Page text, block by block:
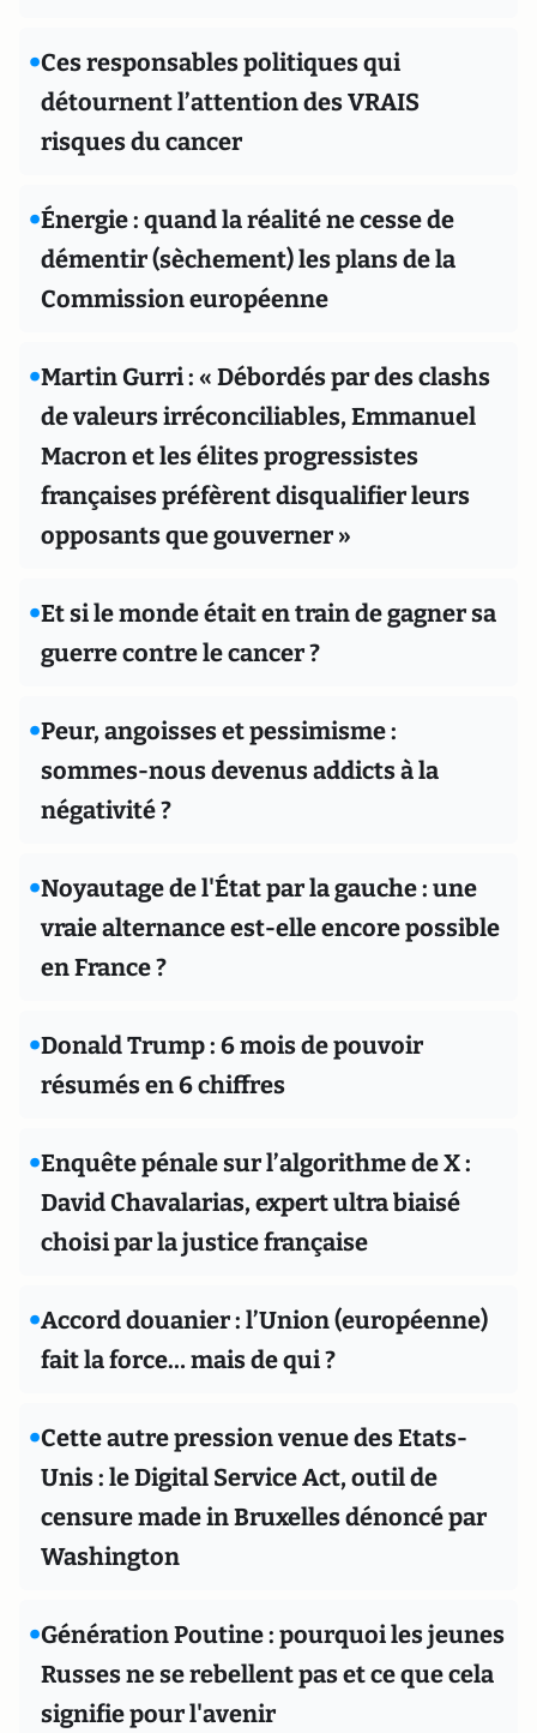
•Ces responsables politiques qui
détournent l’attention des VRAIS
risques du cancer
•Énergie : quand la réalité ne cesse de
démentir (sèchement) les plans de la
Commission européenne
•Martin Gurri : « Débordés par des clashs
de valeurs irréconciliables, Emmanuel
Macron et les élites progressistes
françaises préfèrent disqualifier leurs
opposants que gouverner »
•Et si le monde était en train de gagner sa
guerre contre le cancer ?
•Peur, angoisses et pessimisme :
sommes-nous devenus addicts à la
négativité ?
•Noyautage de l'État par la gauche : une
vraie alternance est-elle encore possible
en France ?
•Donald Trump : 6 mois de pouvoir
résumés en 6 chiffres
•Enquête pénale sur l’algorithme de X :
David Chavalarias, expert ultra biaisé
choisi par la justice française
•Accord douanier : l’Union (européenne)
fait la force… mais de qui ?
•Cette autre pression venue des Etats-
Unis : le Digital Service Act, outil de
censure made in Bruxelles dénoncé par
Washington
•Génération Poutine : pourquoi les jeunes
Russes ne se rebellent pas et ce que cela
signifie pour l'avenir